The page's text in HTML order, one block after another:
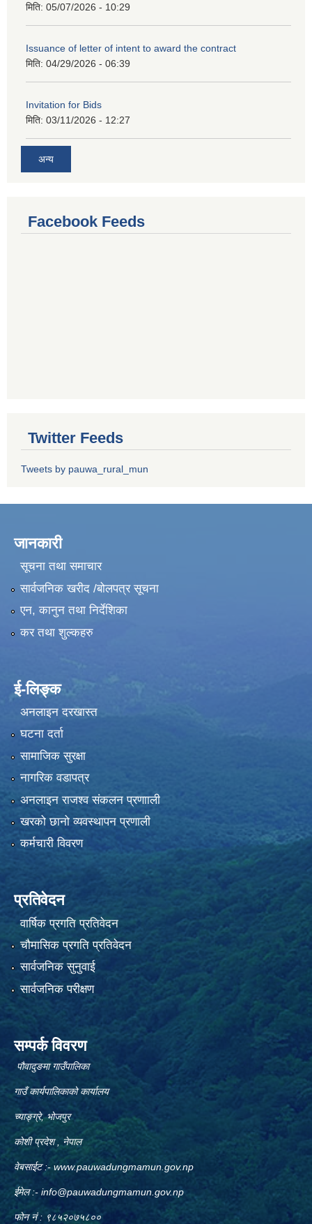
मिति: 05/07/2026 - 10:29
Issuance of letter of intent to award the contract
मिति: 04/29/2026 - 06:39
Invitation for Bids
मिति: 03/11/2026 - 12:27
अन्य
Facebook Feeds
Twitter Feeds
Tweets by pauwa_rural_mun
जानकारी
सूचना तथा समाचार
सार्वजनिक खरीद /बोलपत्र सूचना
एन, कानुन तथा निर्देशिका
कर तथा शुल्कहरु
ई-लिङ्क
अनलाइन दरखास्त
घटना दर्ता
सामाजिक सुरक्षा
नागरिक वडापत्र
अनलाइन राजश्व संकलन प्रणााली
खरको छानो व्यवस्थापन प्रणाली
कर्मचारी विवरण
प्रतिवेदन
वार्षिक प्रगति प्रतिवेदन
चौमासिक प्रगति प्रतिवेदन
सार्वजनिक सुनुवाई
सार्वजनिक परीक्षण
सम्पर्क विवरण
पौवादुङमा गाउँपालिका
गाउँ कार्यपालिकाको कार्यालय
च्याङ्ग्रे, भोजपुर
कोशी प्रदेश , नेपाल
वेबसाईट :- www.pauwadungmamun.gov.np
ईमेल :- info@pauwadungmamun.gov.np
फोन नं : ९८५२०७५८००